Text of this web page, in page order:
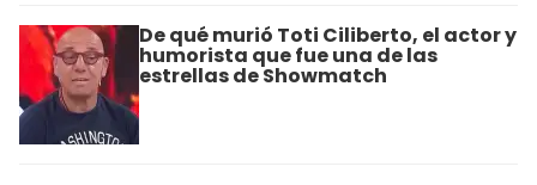
De qué murió Toti Ciliberto, el actor y
humorista que fue una de las
estrellas de Showmatch